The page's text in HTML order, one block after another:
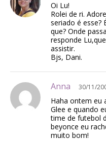
Oi Lu!
Rolei de ri.
seriado é esse?
que? Onde
responde
assistir.
Bjs, Dani.
Anna 30/11/
Haha ontem eu
Glee e quando
time de futebol
beyonce eu
muito bom!